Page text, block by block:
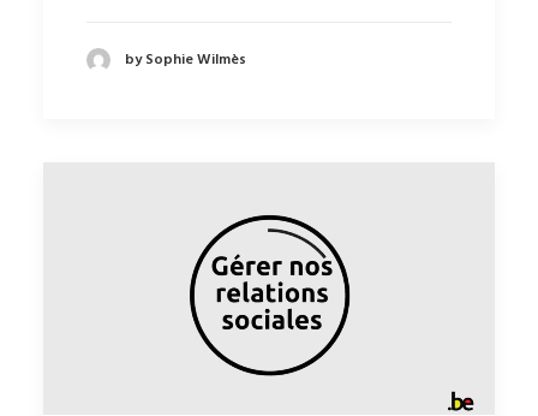
by Sophie Wilmès